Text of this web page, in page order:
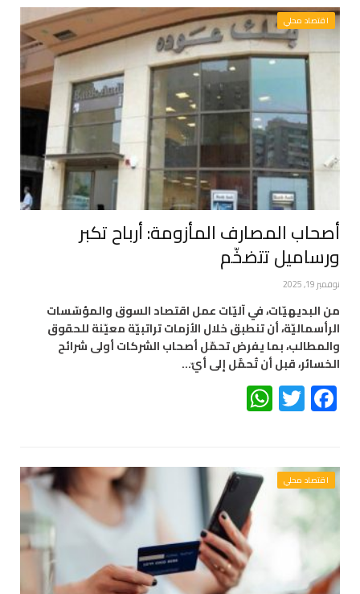
اقتصاد محلي
أصحاب المصارف المأزومة: أرباح تكبر
ورساميل تتضخّم
نوفمبر 19, 2025
من البديهيّات، في آليّات عمل اقتصاد السوق والمؤسّسات
الرأسماليّة، أن تنطبق خلال الأزمات تراتبيّة معيّنة للحقوق
والمطالب، بما يفرض تحمّل أصحاب الشركات أولى شرائح
الخسائر، قبل أن تُحمَّل إلى أيّ…
Facebook
Twitter
اقتصاد محلي